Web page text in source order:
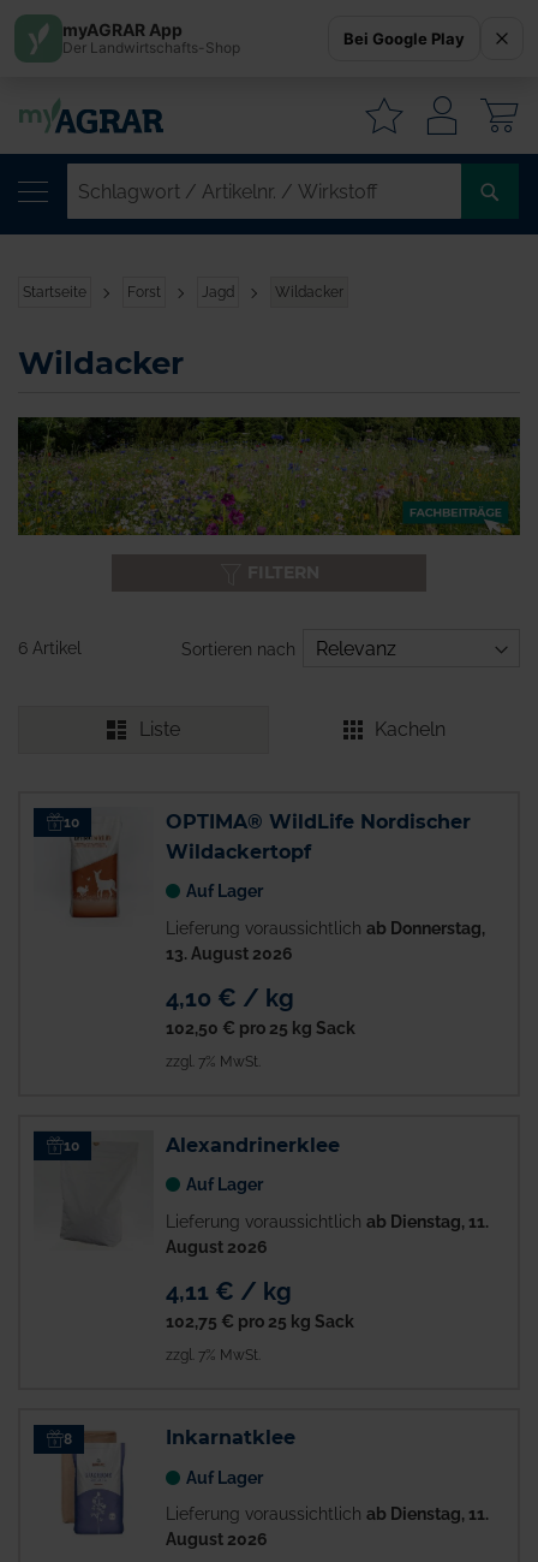
Startseite Forst Jagd Wildacker
Wildacker
6 Artikel Sortieren nach
Liste Kacheln
10
OPTIMA® WildLife Nordischer
Wildackertopf
Auf Lager
Lieferung voraussichtlich ab Donnerstag,
13. August 2026
4,10 € / kg
102,50 € pro 25 kg Sack
zzgl. 7% MwSt.
10 Alexandrinerklee
Auf Lager
Lieferung voraussichtlich ab Dienstag, 11.
August 2026
4,11 € / kg
102,75 € pro 25 kg Sack
zzgl. 7% MwSt.
8 Inkarnatklee
Auf Lager
Lieferung voraussichtlich ab Dienstag, 11.
August 2026
myAGRAR App
Der Landwirtschafts-Shop Bei Google Play